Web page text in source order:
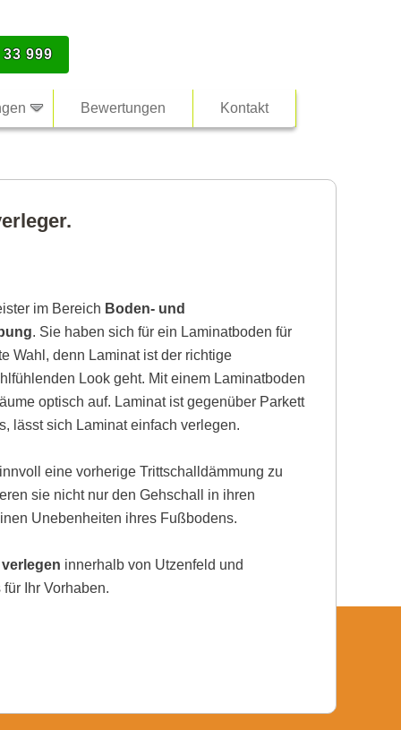
999
Bewertungen Kontakt
im Bereich Boden- und
. Sie haben sich für ein Laminatboden für
Wahl, denn Laminat ist der richtige
Look geht. Mit einem Laminatboden
optisch auf. Laminat ist gegenüber Parkett
lässt sich Laminat einfach verlegen.
eine vorherige Trittschalldämmung zu
sie nicht nur den Gehschall in ihren
Unebenheiten ihres Fußbodens.
innerhalb von Utzenfeld und
Ihr Vorhaben.